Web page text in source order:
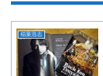
稲葉浩志